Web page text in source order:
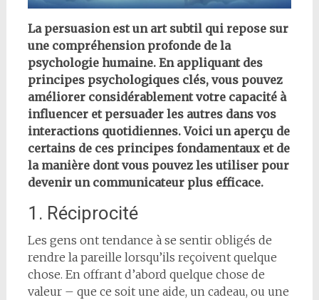
La persuasion est un art subtil qui repose sur
une compréhension profonde de la
psychologie humaine. En appliquant des
principes psychologiques clés, vous pouvez
améliorer considérablement votre capacité à
influencer et persuader les autres dans vos
interactions quotidiennes. Voici un aperçu de
certains de ces principes fondamentaux et de
la manière dont vous pouvez les utiliser pour
devenir un communicateur plus efficace.
1. Réciprocité
Les gens ont tendance à se sentir obligés de
rendre la pareille lorsqu’ils reçoivent quelque
chose. En offrant d’abord quelque chose de
valeur – que ce soit une aide, un cadeau, ou une